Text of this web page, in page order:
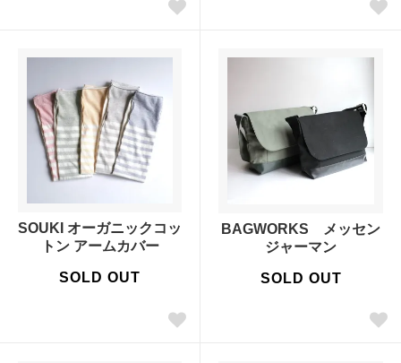
SOUKI オーガニックコッ
トン アームカバー
SOLD OUT
BAGWORKS メッセン
ジャーマン
SOLD OUT